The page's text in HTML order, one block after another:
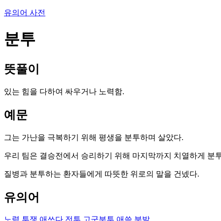
유의어 사전
분투
뜻풀이
있는 힘을 다하여 싸우거나 노력함.
예문
그는 가난을 극복하기 위해 평생을 분투하며 살았다.
우리 팀은 결승전에서 승리하기 위해 마지막까지 치열하게 분
질병과 분투하는 환자들에게 따뜻한 위로의 말을 건넸다.
유의어